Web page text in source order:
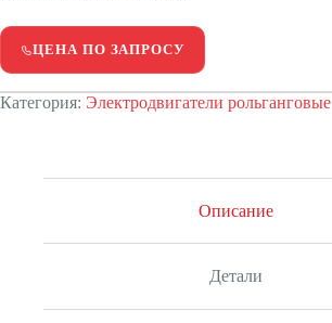
ЦЕНА ПО ЗАПРОСУ
Категория: Электродвигатели рольганговые
Описание
Детали